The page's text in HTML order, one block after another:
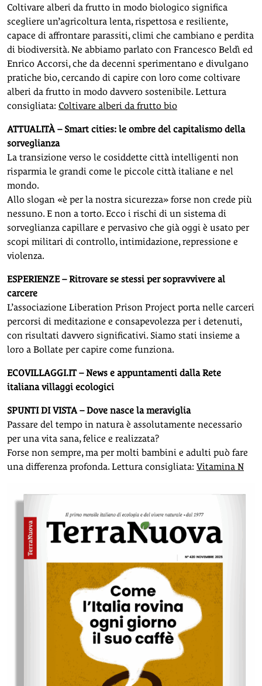
Coltivare alberi da frutto in modo biologico significa
scegliere un’agricoltura lenta, rispettosa e resiliente,
capace di affrontare parassiti, climi che cambiano e perdita
di biodiversità. Ne abbiamo parlato con Francesco Beldì ed
Enrico Accorsi, che da decenni sperimentano e divulgano
pratiche bio, cercando di capire con loro come coltivare
alberi da frutto in modo davvero sostenibile. Lettura
consigliata: Coltivare alberi da frutto bio
ATTUALITÀ – Smart cities: le ombre del capitalismo della
sorveglianza
La transizione verso le cosiddette città intelligenti non
risparmia le grandi come le piccole città italiane e nel
mondo.
Allo slogan «è per la nostra sicurezza» forse non crede più
nessuno. E non a torto. Ecco i rischi di un sistema di
sorveglianza capillare e pervasivo che già oggi è usato per
scopi militari di controllo, intimidazione, repressione e
violenza.
ESPERIENZE – Ritrovare se stessi per sopravvivere al
carcere
L’associazione Liberation Prison Project porta nelle carceri
percorsi di meditazione e consapevolezza per i detenuti,
con risultati davvero significativi. Siamo stati insieme a
loro a Bollate per capire come funziona.
ECOVILLAGGI.IT – News e appuntamenti dalla Rete
italiana villaggi ecologici
SPUNTI DI VISTA – Dove nasce la meraviglia
Passare del tempo in natura è assolutamente necessario
per una vita sana, felice e realizzata?
Forse non sempre, ma per molti bambini e adulti può fare
una differenza profonda. Lettura consigliata: Vitamina N